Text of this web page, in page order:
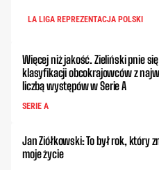
LA LIGA REPREZENTACJA POLSKI
Więcej niż jakość. Zieliński pnie
klasyfikacji obcokrajowców z
liczbą występów w Serie A
SERIE A
Jan Ziółkowski: To był rok, który
moje życie